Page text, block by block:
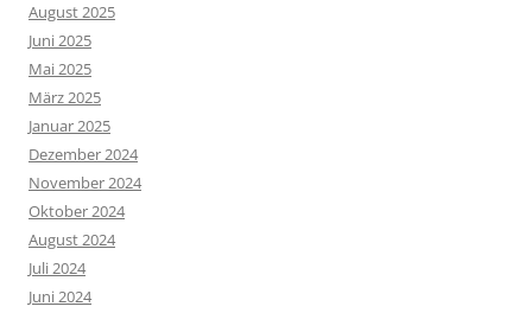
August 2025
Juni 2025
Mai 2025
März 2025
Januar 2025
Dezember 2024
November 2024
Oktober 2024
August 2024
Juli 2024
Juni 2024